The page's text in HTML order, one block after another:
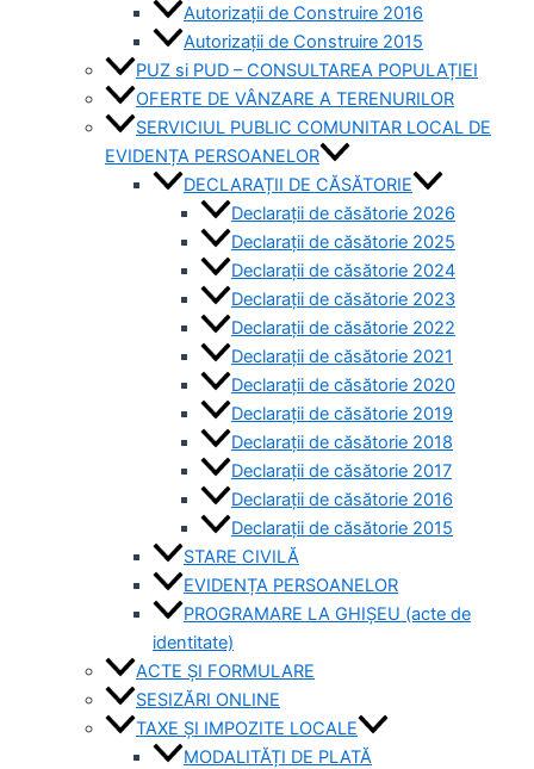
Autorizaţii de Construire 2016
Autorizaţii de Construire 2015
PUZ si PUD – CONSULTAREA POPULAȚIEI
OFERTE DE VÂNZARE A TERENURILOR
SERVICIUL PUBLIC COMUNITAR LOCAL DE
EVIDENȚA PERSOANELOR
DECLARAȚII DE CĂSĂTORIE
Declarații de căsătorie 2026
Declarații de căsătorie 2025
Declarații de căsătorie 2024
Declarații de căsătorie 2023
Declarații de căsătorie 2022
Declarații de căsătorie 2021
Declarații de căsătorie 2020
Declarații de căsătorie 2019
Declarații de căsătorie 2018
Declarații de căsătorie 2017
Declarații de căsătorie 2016
Declarații de căsătorie 2015
STARE CIVILĂ
EVIDENȚA PERSOANELOR
PROGRAMARE LA GHIȘEU (acte de
identitate)
ACTE ȘI FORMULARE
SESIZĂRI ONLINE
TAXE ȘI IMPOZITE LOCALE
MODALITĂȚI DE PLATĂ